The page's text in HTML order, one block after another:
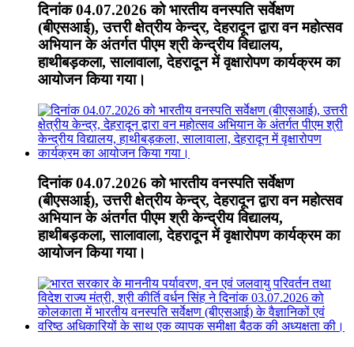
दिनांक 04.07.2026 को भारतीय वनस्पति सर्वेक्षण
(बीएसआई), उत्तरी क्षेत्रीय केन्द्र, देहरादून द्वारा वन महोत्सव
अभियान के अंतर्गत पीएम श्री केन्द्रीय विद्यालय,
हाथीबड़कला, सालावाला, देहरादून में वृक्षारोपण कार्यक्रम का
आयोजन किया गया।
दिनांक 04.07.2026 को भारतीय वनस्पति सर्वेक्षण
(बीएसआई), उत्तरी क्षेत्रीय केन्द्र, देहरादून द्वारा वन महोत्सव
अभियान के अंतर्गत पीएम श्री केन्द्रीय विद्यालय,
हाथीबड़कला, सालावाला, देहरादून में वृक्षारोपण कार्यक्रम का
आयोजन किया गया।